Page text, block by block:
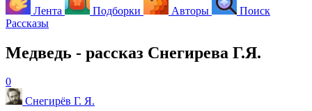
Лента Подборки Авторы
Поиск
Рассказы
Медведь - рассказ Снегирева Г.Я.
0
Снегирёв Г. Я.